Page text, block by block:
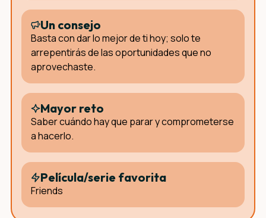
Un consejo
Basta con dar lo mejor de ti hoy; solo te
arrepentirás de las oportunidades que no
aprovechaste.
Mayor reto
Saber cuándo hay que parar y comprometerse
a hacerlo.
Película/serie favorita
Friends